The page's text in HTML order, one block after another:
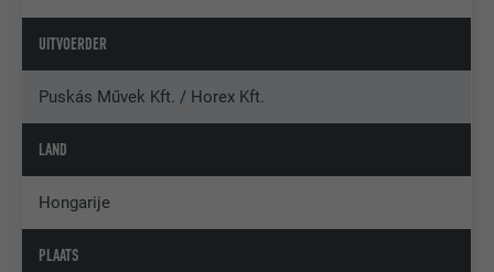
UITVOERDER
Puskás Művek Kft. / Horex Kft.
LAND
Hongarije
PLAATS